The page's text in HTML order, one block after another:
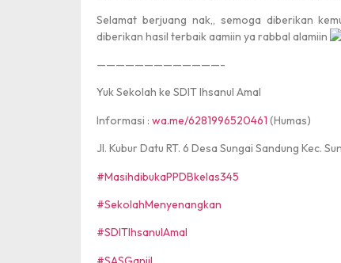
Selamat berjuang nak,, semoga diberikan
diberikan hasil terbaik aamiin ya rabbal alamiin
—————————————-
Yuk Sekolah ke SDIT Ihsanul Amal
Informasi : wa.me/6281996520461 (Humas)
Jl. Kubur Datu RT. 6 Desa Sungai Sandung Kec.
#MasihdibukaPPDBkelas345
#SekolahMenyenangkan
#SDITIhsanulAmal